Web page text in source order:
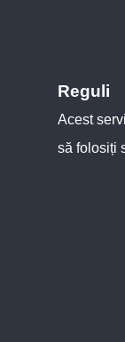
Reguli
Acest
să folosiți